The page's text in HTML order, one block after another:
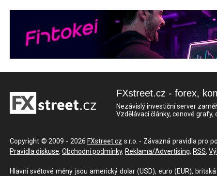
FXstreet.cz - forex,
Nezávislý investiční server
Vzdělávací články, cenové
Copyright © 2009 - 2026 FXstreet.cz s.r.o. - Závazná pravidla pro
Pravidla diskuse, Obchodní podmínky, Reklama/Advertising, RSS,
Hlavní světové měny jsou americký dolar (USD), euro (EUR),